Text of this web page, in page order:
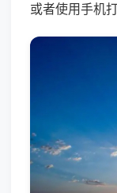
或者使用手机